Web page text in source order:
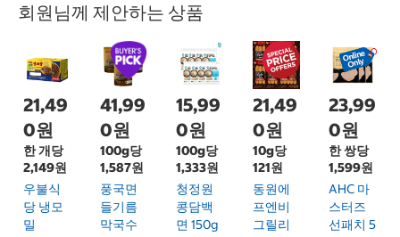
회원님께 제안하는 상품
21,49
0원
한 개당
2,149원
우불식
당 냉모
밀
41,99
0원
100g당
1,587원
풍국면
들기름
막국수
15,99
0원
100g당
1,333원
청정원
콩담백
면 150g
21,49
0원
10g당
121원
동원에
프엔비
그릴리
23,99
0원
한 쌍당
1,599원
AHC 마
스터즈
선패치 5